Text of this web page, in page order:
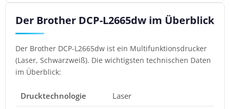
Der Brother DCP-L2665dw im Überblick
Der Brother DCP-L2665dw ist ein Multifunktionsdrucker
(Laser, Schwarzweiß). Die wichtigsten technischen Daten
im Überblick:
Drucktechnologie
Laser